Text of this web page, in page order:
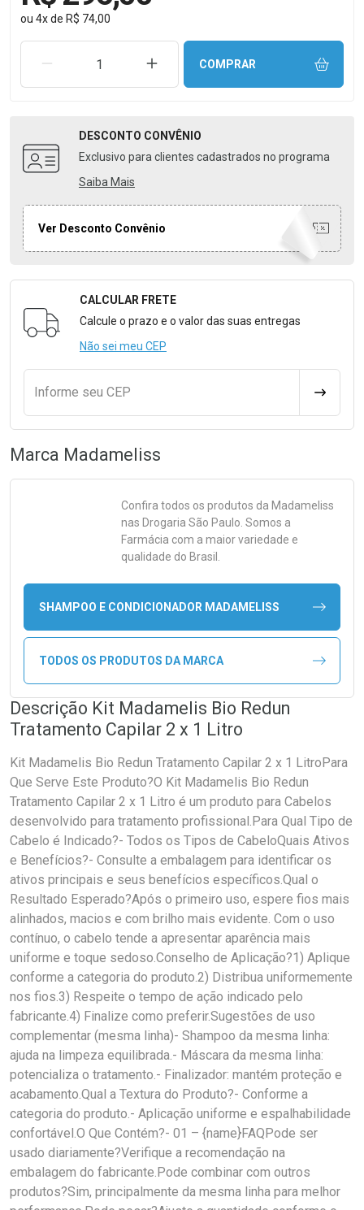
ou 4xde R$ 74,00
REMOVER UMA UNIDADEAUMENTAR UMA UNIDADE
COMPRAR
DESCONTO CONVÊNIO
Exclusivo para clientes cadastrados no programa
Saiba Mais
Ver Desconto Convênio
Formulário para Calcular o Frete
CALCULAR FRETE
Calcule o prazo e o valor das suas entregas
Não sei meu CEP
Informe seu CEP
Marca Madameliss
Confira todos os produtos da Madameliss
nas Drogaria São Paulo. Somos a
Farmácia com a maior variedade e
qualidade do Brasil.
SHAMPOO E CONDICIONADOR MADAMELISS
TODOS OS PRODUTOS DA MARCA
Descrição Kit Madamelis Bio Redun
Tratamento Capilar 2 x 1 Litro
Kit Madamelis Bio Redun Tratamento Capilar 2 x 1 LitroPara
Que Serve Este Produto?O Kit Madamelis Bio Redun
Tratamento Capilar 2 x 1 Litro é um produto para Cabelos
desenvolvido para tratamento profissional.Para Qual Tipo de
Cabelo é Indicado?- Todos os Tipos de CabeloQuais Ativos
e Benefícios?- Consulte a embalagem para identificar os
ativos principais e seus benefícios específicos.Qual o
Resultado Esperado?Após o primeiro uso, espere fios mais
alinhados, macios e com brilho mais evidente. Com o uso
contínuo, o cabelo tende a apresentar aparência mais
uniforme e toque sedoso.Conselho de Aplicação?1) Aplique
conforme a categoria do produto.2) Distribua uniformemente
nos fios.3) Respeite o tempo de ação indicado pelo
fabricante.4) Finalize como preferir.Sugestões de uso
complementar (mesma linha)- Shampoo da mesma linha:
ajuda na limpeza equilibrada.- Máscara da mesma linha:
potencializa o tratamento.- Finalizador: mantém proteção e
acabamento.Qual a Textura do Produto?- Conforme a
categoria do produto.- Aplicação uniforme e espalhabilidade
confortável.O Que Contém?- 01 – {name}FAQPode ser
usado diariamente?Verifique a recomendação na
embalagem do fabricante.Pode combinar com outros
produtos?Sim, principalmente da mesma linha para melhor